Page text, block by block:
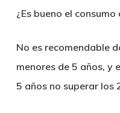
¿Es bueno el consumo
No es recomendable
menores de 5 años, y
5 años no superar los